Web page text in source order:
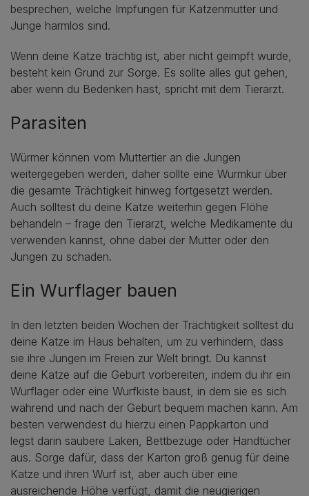
besprechen, welche Impfungen für Katzenmutter und
Junge harmlos sind.
Wenn deine Katze trächtig ist, aber nicht geimpft wurde,
besteht kein Grund zur Sorge. Es sollte alles gut gehen,
aber wenn du Bedenken hast, spricht mit dem Tierarzt.
Parasiten
Würmer können vom Muttertier an die Jungen
weitergegeben werden, daher sollte eine Wurmkur über
die gesamte Trächtigkeit hinweg fortgesetzt werden.
Auch solltest du deine Katze weiterhin gegen Flöhe
behandeln – frage den Tierarzt, welche Medikamente du
verwenden kannst, ohne dabei der Mutter oder den
Jungen zu schaden.
Ein Wurflager bauen
In den letzten beiden Wochen der Trächtigkeit solltest du
deine Katze im Haus behalten, um zu verhindern, dass
sie ihre Jungen im Freien zur Welt bringt. Du kannst
deine Katze auf die Geburt vorbereiten, indem du ihr ein
Wurflager oder eine Wurfkiste baust, in dem sie es sich
während und nach der Geburt bequem machen kann. Am
besten verwendest du hierzu einen Pappkarton und
legst darin saubere Laken, Bettbezüge oder Handtücher
aus. Sorge dafür, dass der Karton groß genug für deine
Katze und ihren Wurf ist, aber auch über eine
ausreichende Höhe verfügt, damit die neugierigen